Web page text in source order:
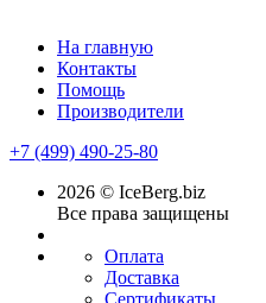
На главную
Контакты
Помощь
Производители
+7 (499) 490-25-80
2026 © IceBerg.biz
Все права защищены
Оплата
Доставка
Сертификаты